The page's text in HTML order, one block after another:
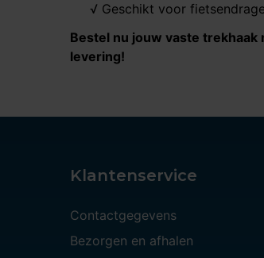
√ Geschikt voor
Bestel nu jouw vaste
levering!
Klantenservice
Contactgegevens
Bezorgen en afhalen